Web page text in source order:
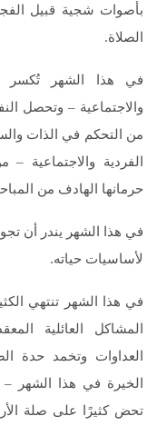
بأصوات شجية قبيل
الصلاة.
في هذا الشهر تُكسر
والاجتماعية – وتحصل
من التحكم في الذات
الفردية والاجتماعية
حرمانها الهادف من
في هذا الشهر يندر أن
لأساسيات حياته.
في هذا الشهر تنتهي
المشاكل العائلية
العداوات وتخمد حدة
الخيرة في هذا الشهر
تحض كثيرًا على صلة